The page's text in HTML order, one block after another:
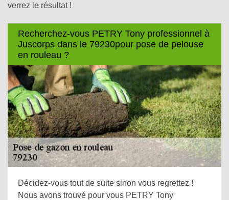
verrez le résultat !
Recherchez-vous PETRY Tony professionnel à
Juscorps dans le 79230pour pose de pelouse
en rouleau ?
Décidez-vous tout de suite sinon vous regrettez !
Nous avons trouvé pour vous PETRY Tony